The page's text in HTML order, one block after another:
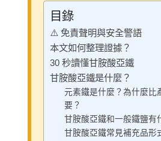
目錄
⚠️ 免責聲明與安全警語
本文如何整理證據？
30 秒讀懂甘胺酸亞鐵
甘胺酸亞鐵是什麼？
元素鐵是什麼？為什麼比
要？
甘胺酸亞鐵和一般鐵鹽有
甘胺酸亞鐵常見補充品形